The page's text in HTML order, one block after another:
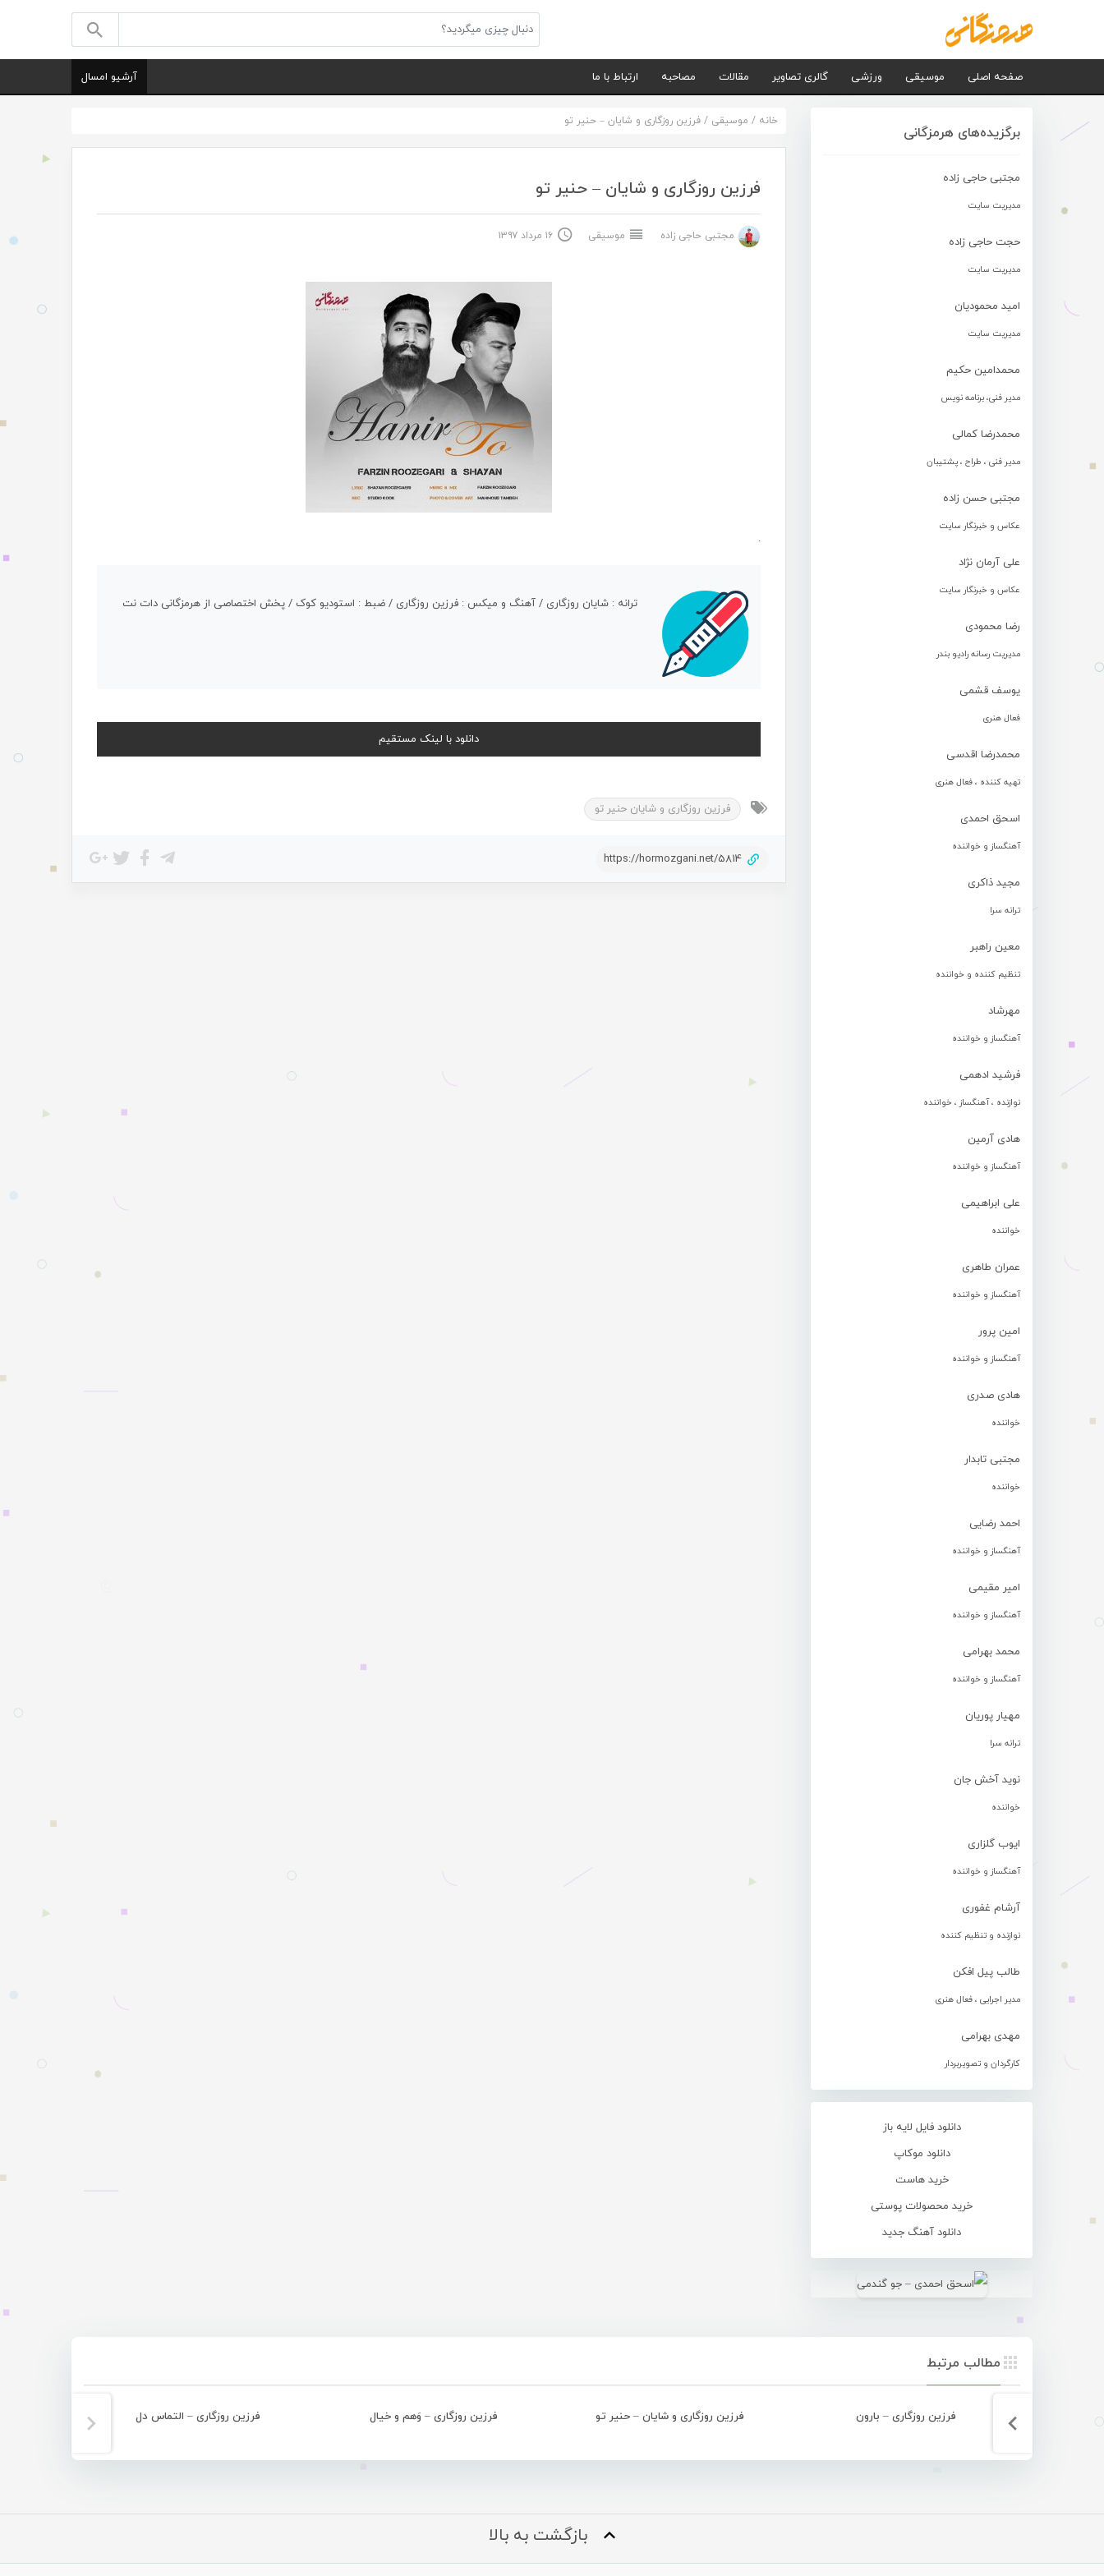
صفحه اصلی موسیقی ورزشی گالری تصاویر مقالات مصاحبه ارتباط با ما آرشیو امسال
برگزیده‌های هرمزگانی
مجتبی حاجی زاده
مدیریت سایت
حجت حاجی زاده
مدیریت سایت
امید محمودیان
مدیریت سایت
محمدامین حکیم
مدیر فنی، برنامه نویس
محمدرضا کمالی
مدیر فنی ، طراح ، پشتیبان
مجتبی حسن زاده
عکاس و خبرنگار سایت
علی آرمان نژاد
عکاس و خبرنگار سایت
رضا محمودی
مدیریت رسانه رادیو بندر
یوسف قشمی
فعال هنری
محمدرضا اقدسی
تهیه کننده ، فعال هنری
اسحق احمدی
آهنگساز و خواننده
مجید ذاکری
ترانه سرا
معین راهبر
تنظیم کننده و خواننده
مهرشاد
آهنگساز و خواننده
فرشید ادهمی
نوازنده ، آهنگساز ، خواننده
هادی آرمین
آهنگساز و خواننده
علی ابراهیمی
خواننده
عمران طاهری
آهنگساز و خواننده
امین پرور
آهنگساز و خواننده
هادی صدری
خواننده
مجتبی تابدار
خواننده
احمد رضایی
آهنگساز و خواننده
امیر مقیمی
آهنگساز و خواننده
محمد بهرامی
آهنگساز و خواننده
مهیار پوریان
ترانه سرا
نوید آخش جان
خواننده
ایوب گلزاری
آهنگساز و خواننده
آرشام غفوری
نوازنده و تنظیم کننده
طالب پیل افکن
مدیر اجرایی ، فعال هنری
مهدی بهرامی
کارگردان و تصویربردار
دانلود فایل لایه باز
دانلود موکاپ
خرید هاست
خرید محصولات پوستی
دانلود آهنگ جدید
خانه / موسیقی / فرزین روزگاری و شایان – حنیر تو
فرزین روزگاری و شایان – حنیر تو
مجتبی حاجی زاده موسیقی ۱۶ مرداد ۱۳۹۷
.
ترانه : شایان روزگاری / آهنگ و میکس : فرزین روزگاری / ضبط : استودیو کوک / پخش اختصاصی از هرمزگانی دات نت
دانلود با لینک مستقیم
فرزین روزگاری و شایان حنیر تو
https://hormozgani.net/5814
مطالب مرتبط
فرزین روزگاری – بارون فرزین روزگاری و شایان – حنیر تو فرزین روزگاری – وَهم و خیال فرزین روزگاری – التماس دل
بازگشت به بالا